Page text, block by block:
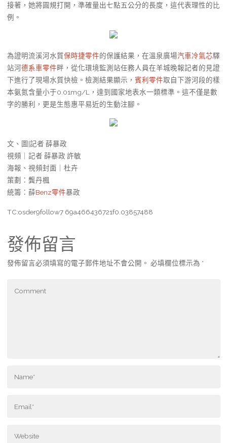
接著，她將圓規打開，準確量出七點五公分的長度，這代表理性的比
例。
為證明流溪河水質保時捷零件的保護結果，在溫泉廣場汽車冷氣芯驛
站河德系車零件畔，從化環境監測站任務人員在羊城晚報記者的見證
下進行了現場水質快檢。檢測結果顯示， 賓利零件取自下游河段的樣
本氨氮含量小于0.01mg/L，達到國家地表水一類標準。這不僅是數
字的勝利，更是生態惠平易近的生動注腳。
文、圖|記者 薛暴政
視頻｜記者 薛暴政 許敏
海報、視頻封面｜杜卉
策劃：龔丹楓
統籌：薛Benz零件暴政
TC:osder9follow7 69a466436721f0.03857488
發佈留言
發佈留言必須填寫的電子郵件地址不會公開。 必填欄位標示為 *